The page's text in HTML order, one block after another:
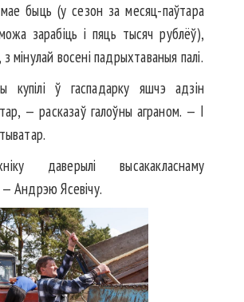
быць (у сезон за месяц-паўтара
зарабіць і пяць тысяч рублёў),
мінулай восені падрыхтаваныя палі.
ў гаспадарку яшчэ адзін
— расказаў галоўны аграном. — І
даверылі высакакласнаму
Андрэю Ясевічу.